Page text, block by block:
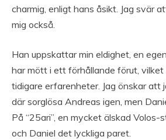
charmig, enligt hans åsikt. Jag svär
mig också.
Han uppskattar min eldighet, en
har mött i ett förhållande förut, vilket
tidigare erfarenheter. Jag önskar att
där sorglösa Andreas igen, men
På “25ari”, en mycket älskad Volos-
och Daniel det lyckliga paret.